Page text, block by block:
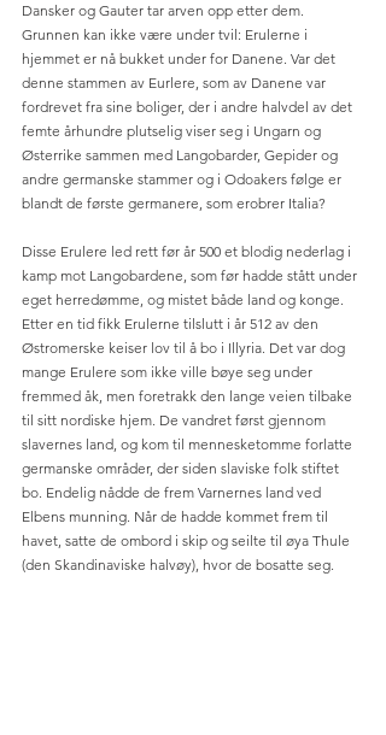
Dansker og Gauter tar arven opp etter dem.
Grunnen kan ikke være under tvil: Erulerne i
hjemmet er nå bukket under for Danene. Var det
denne stammen av Eurlere, som av Danene var
fordrevet fra sine boliger, der i andre halvdel av det
femte århundre plutselig viser seg i Ungarn og
Østerrike sammen med Langobarder, Gepider og
andre germanske stammer og i Odoakers følge er
blandt de første germanere, som erobrer Italia?
Disse Erulere led rett før år 500 et blodig nederlag i
kamp mot Langobardene, som før hadde stått under
eget herredømme, og mistet både land og konge.
Etter en tid fikk Erulerne tilslutt i år 512 av den
Østromerske keiser lov til å bo i Illyria. Det var dog
mange Erulere som ikke ville bøye seg under
fremmed åk, men foretrakk den lange veien tilbake
til sitt nordiske hjem. De vandret først gjennom
slavernes land, og kom til mennesketomme forlatte
germanske områder, der siden slaviske folk stiftet
bo. Endelig nådde de frem Varnernes land ved
Elbens munning. Når de hadde kommet frem til
havet, satte de ombord i skip og seilte til øya Thule
(den Skandinaviske halvøy), hvor de bosatte seg.